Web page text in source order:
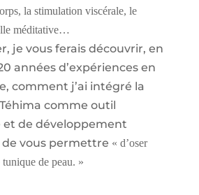
la stimulation viscérale, le
méditative…
je vous ferais découvrir, en
années d’expériences en
comment j’ai intégré la
comme outil
de développement
vous permettre « d’oser
de peau. »